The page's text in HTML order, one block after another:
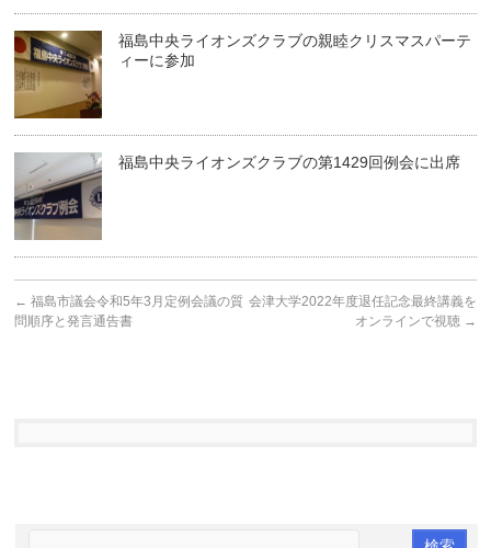
福島中央ライオンズクラブの親睦クリスマスパーテ
ィーに参加
福島中央ライオンズクラブの第1429回例会に出席
← 福島市議会令和5年3月定例会議の質
問順序と発言通告書
会津大学2022年度退任記念最終講義を
オンラインで視聴 →